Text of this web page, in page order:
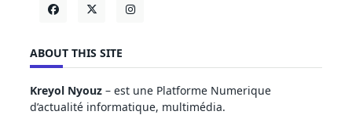
ABOUT THIS SITE
Kreyol Nyouz – est une Platforme Numerique
d’actualité informatique, multimédia.